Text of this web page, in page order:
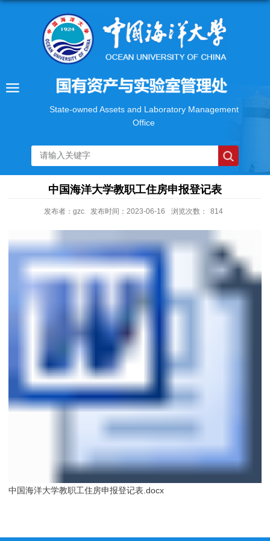
State-owned Assets and Laboratory Management
Office
中国海洋大学教职工住房申报登记表
发布者：gzc 发布时间：2023-06-16 浏览次数： 814
中国海洋大学教职工住房申报登记表.docx